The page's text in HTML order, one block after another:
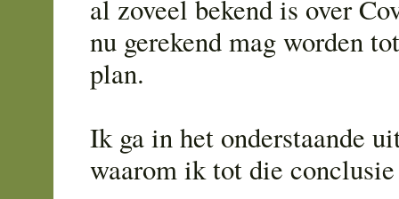
al zoveel bekend is over
nu gerekend mag worden
plan.
Ik ga in het onderstaande
waarom ik tot die